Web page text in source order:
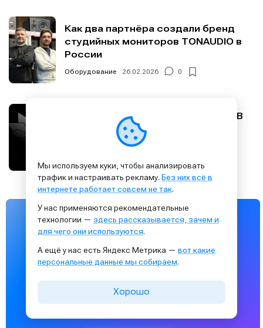
Как два партнёра создали бренд
студийных мониторов TONAUDIO в
России
Оборудование 26.02.2026 0
В России запустили Supernova LAB
— сервис удалённого доступа к
реальному студийному железу
Максимальный доступ к информации — в
мессенджере MAX
Мы используем куки, чтобы анализировать
трафик и настраивать рекламу. Без них всё в
интернете работает совсем не так.
У нас применяются рекомендательные
технологии — здесь рассказывается, зачем и
для чего они используются.
А ещё у нас есть Яндекс Метрика — вот какие
персональные данные мы собираем.
Хорошо